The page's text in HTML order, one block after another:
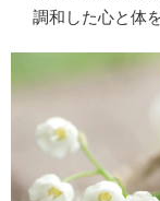
調和した心と体